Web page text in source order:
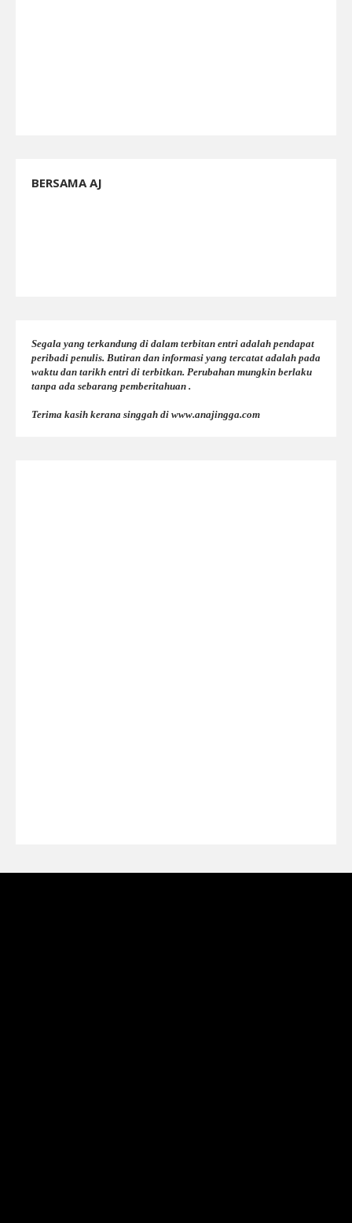
BERSAMA AJ
Segala yang terkandung di dalam terbitan entri adalah pendapat
peribadi penulis. Butiran dan informasi yang tercatat adalah pada
waktu dan tarikh entri di terbitkan. Perubahan mungkin berlaku
tanpa ada sebarang pemberitahuan .
Terima kasih kerana singgah di www.anajingga.com